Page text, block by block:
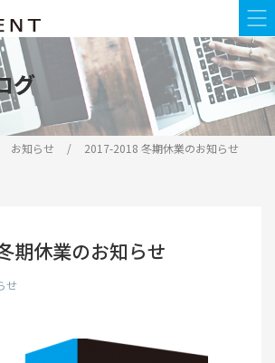
グ
グ
お知らせ 2017-2018 冬期休業のお知らせ
期休業のお知らせ
せ